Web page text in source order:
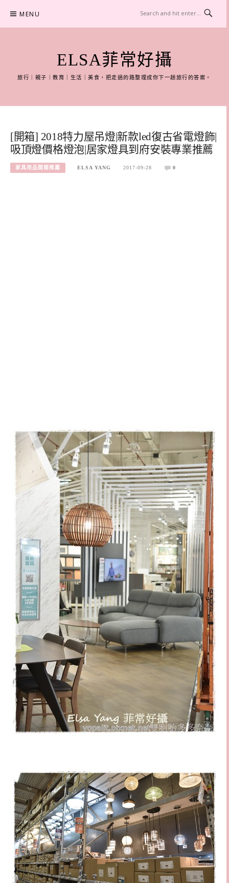
content
MENU
ELSA菲常好攝
旅行｜親子｜教育｜生活｜美食，把走過的路整理成你下一趟旅行的答案。
[開箱] 2018特力屋吊燈|新款led復古省電燈飾|
吸頂燈價格燈泡|居家燈具到府安裝專業推薦
家具用品開箱推薦 ELSA YANG 2017-09-28 0